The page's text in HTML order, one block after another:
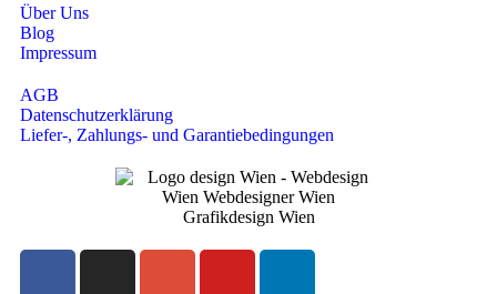
Über Uns
Blog
Impressum
AGB
Datenschutzerklärung
Liefer-, Zahlungs- und Garantiebedingungen